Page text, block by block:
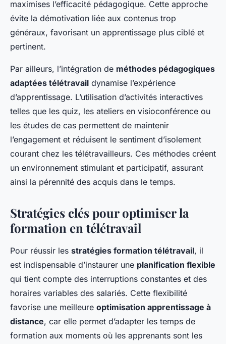
maximises l’efficacité pédagogique. Cette approche
évite la démotivation liée aux contenus trop
généraux, favorisant un apprentissage plus ciblé et
pertinent.
Par ailleurs, l’intégration de méthodes pédagogiques
adaptées télétravail dynamise l’expérience
d’apprentissage. L’utilisation d’activités interactives
telles que les quiz, les ateliers en visioconférence ou
les études de cas permettent de maintenir
l’engagement et réduisent le sentiment d’isolement
courant chez les télétravailleurs. Ces méthodes créent
un environnement stimulant et participatif, assurant
ainsi la pérennité des acquis dans le temps.
Stratégies clés pour optimiser la
formation en télétravail
Pour réussir les stratégies formation télétravail, il
est indispensable d’instaurer une planification flexible
qui tient compte des interruptions constantes et des
horaires variables des salariés. Cette flexibilité
favorise une meilleure optimisation apprentissage à
distance, car elle permet d’adapter les temps de
formation aux moments où les apprenants sont les